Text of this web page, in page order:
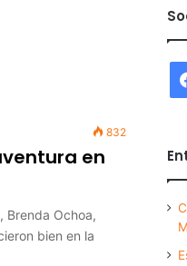
832
en
Brenda Ochoa,
bien en la